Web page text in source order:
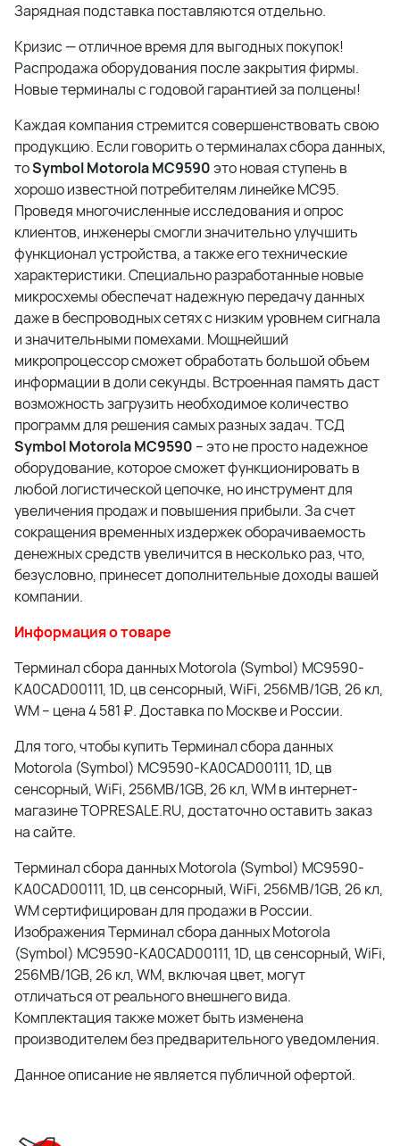
Зарядная подставка поставляются отдельно.
Кризис — отличное время для выгодных покупок!
Распродажа оборудования после закрытия фирмы.
Новые терминалы с годовой гарантией за полцены!
Каждая компания стремится совершенствовать свою
продукцию. Если говорить о терминалах сбора данных,
тоSymbol Motorola MC9590это новая ступень в
хорошо известной потребителям линейке MC95.
Проведя многочисленные исследования и опрос
клиентов, инженеры смогли значительно улучшить
функционал устройства, а также его технические
характеристики. Специально разработанные новые
микросхемы обеспечат надежную передачу данных
даже в беспроводных сетях с низким уровнем сигнала
и значительными помехами. Мощнейший
микропроцессор сможет обработать большой объем
информации в доли секунды. Встроенная память даст
возможность загрузить необходимое количество
программ для решения самых разных задач. ТСД
Symbol Motorola MC9590 – это не просто надежное
оборудование, которое сможет функционировать в
любой логистической цепочке, но инструмент для
увеличения продаж и повышения прибыли. За счет
сокращения временных издержек оборачиваемость
денежных средств увеличится в несколько раз, что,
безусловно, принесет дополнительные доходы вашей
компании.
Информация о товаре
Терминал сбора данных Motorola (Symbol) MC9590-
KA0CAD00111, 1D, цв сенсорный, WiFi, 256MB/1GB, 26 кл,
WM – цена 4 581 ₽. Доставка по Москве и России.
Для того, чтобы купить Терминал сбора данных
Motorola (Symbol) MC9590-KA0CAD00111, 1D, цв
сенсорный, WiFi, 256MB/1GB, 26 кл, WM в интернет-
магазине TOPRESALE.RU, достаточно оставить заказ
на сайте.
Терминал сбора данных Motorola (Symbol) MC9590-
KA0CAD00111, 1D, цв сенсорный, WiFi, 256MB/1GB, 26 кл,
WM сертифицирован для продажи в России.
Изображения Терминал сбора данных Motorola
(Symbol) MC9590-KA0CAD00111, 1D, цв сенсорный, WiFi,
256MB/1GB, 26 кл, WM, включая цвет, могут
отличаться от реального внешнего вида.
Комплектация также может быть изменена
производителем без предварительного уведомления.
Данное описание не является публичной офертой.